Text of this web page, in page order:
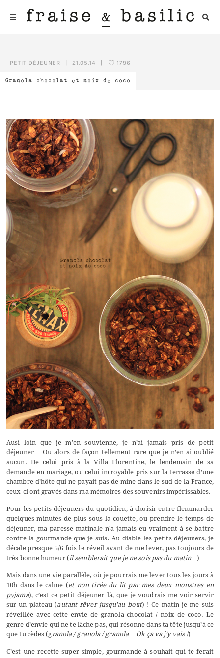
Granola chocolat et noix de coco
PETIT DÉJEUNER 21.05.14 1796
Ausi loin que je m’en souvienne, je n’ai jamais pris de petit
déjeuner… Ou alors de façon tellement rare que je n’en ai oublié
aucun. De celui pris à la Villa Florentine, le lendemain de sa
demande en mariage, ou celui incroyable pris sur la terrasse d’une
chambre d’hôte qui ne payait pas de mine dans le sud de la France,
ceux-ci ont gravés dans ma mémoires des souvenirs impérissables.
Pour les petits déjeuners du quotidien, à choisir entre flemmarder
quelques minutes de plus sous la couette, ou prendre le temps de
déjeuner, ma paresse matinale n’a jamais eu vraiment à se battre
contre la gourmande que je suis. Au diable les petits déjeuners, je
décale presque 5/6 fois le réveil avant de me lever, pas toujours de
très bonne humeur ( il semblerait que je ne sois pas du matin…)
Mais dans une vie parallèle, où je pourrais me lever tous les jours à
10h dans le calme (et non tirée du lit par mes deux monstres en
pyjama), c’est ce petit déjeuner là, que je voudrais me voir servir
sur un plateau (autant rêver jusqu’au bout) ! Ce matin je me suis
réveillée avec cette envie de granola chocolat / noix de coco. Le
genre d’envie qui ne te lâche pas, qui résonne dans ta tête jusqu’à ce
que tu cèdes (g ranola / granola / granola… Ok ça va j’y vais !)
C’est une recette super simple, gourmande à souhait qui te ferait